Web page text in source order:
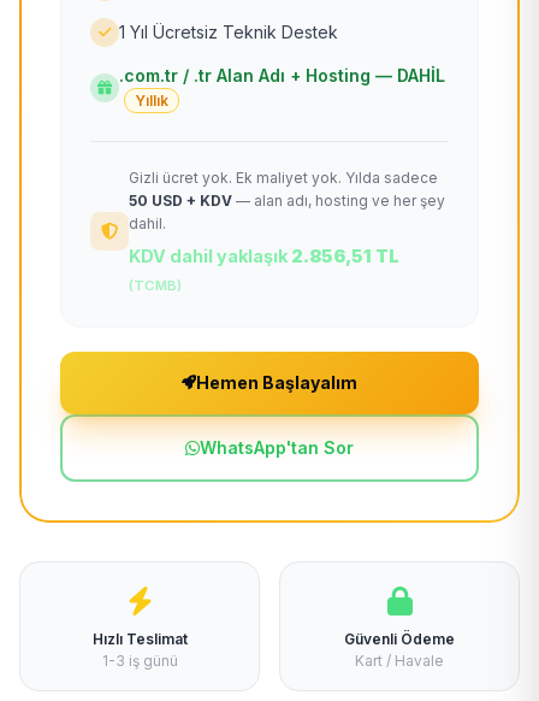
1 Yıl Ücretsiz Teknik Destek
.com.tr / .tr Alan Adı + Hosting — DAHİL
Yıllık
Gizli ücret yok. Ek maliyet yok. Yılda sadece
50 USD + KDV — alan adı, hosting ve her şey
dahil.
KDV dahil yaklaşık 2.856,51 TL
(TCMB)
Hemen Başlayalım
WhatsApp'tan Sor
Hızlı Teslimat
1-3 iş günü
Güvenli Ödeme
Kart / Havale